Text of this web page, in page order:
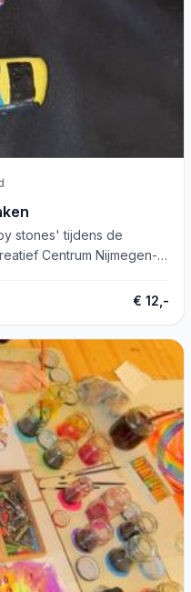
stones' tijdens de
Centrum Nijmegen-
€ 12,-